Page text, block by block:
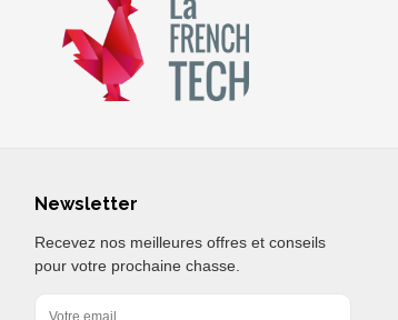
Newsletter
Recevez nos meilleures offres et conseils
pour votre prochaine chasse.